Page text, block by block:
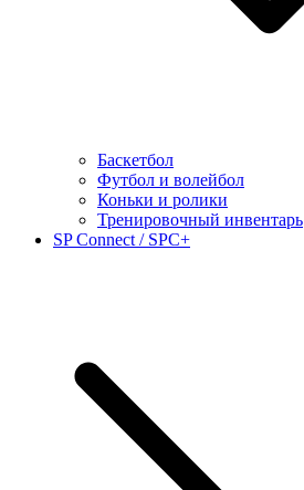
Баскетбол
Футбол и волейбол
Коньки и ролики
Тренировочный инвентарь
SP Connect / SPC+